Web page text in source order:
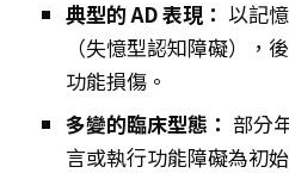
典型的 AD 表現： 以記
（失憶型認知障礙），
功能損傷。
多變的臨床型態： 部分
言或執行功能障礙為初